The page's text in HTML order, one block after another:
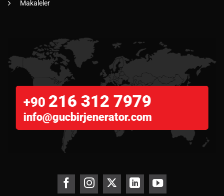
Makaleler
+90 216 312 7979
info@gucbirjenerator.com